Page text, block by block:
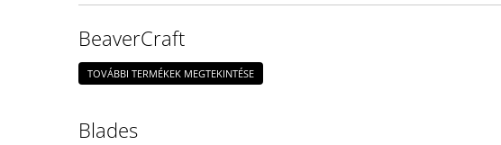
BeaverCraft
TOVÁBBI TERMÉKEK MEGTEKINTÉSE
Blades